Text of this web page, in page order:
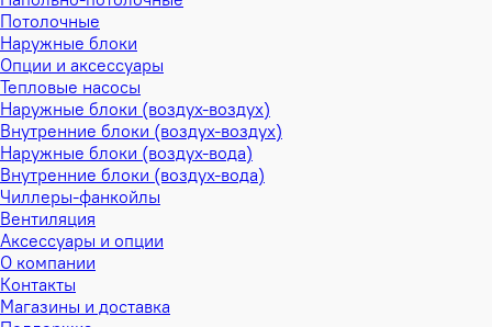
Потолочные
Наружные блоки
Опции и аксессуары
Тепловые насосы
Наружные блоки (воздух-воздух)
Внутренние блоки (воздух-воздух)
Наружные блоки (воздух-вода)
Внутренние блоки (воздух-вода)
Чиллеры-фанкойлы
Вентиляция
Аксессуары и опции
О компании
Контакты
Магазины и доставка